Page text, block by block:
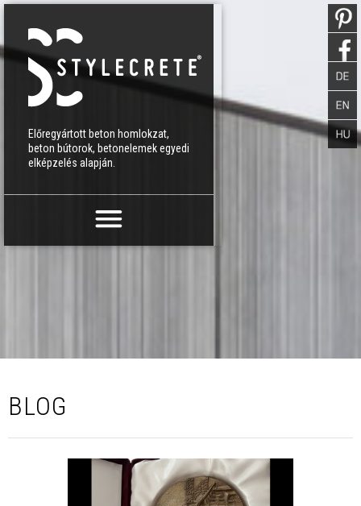
Előregyártott beton homlokzat,
beton bútorok, betonelemek egyedi
elképzelés alapján.
BLOG